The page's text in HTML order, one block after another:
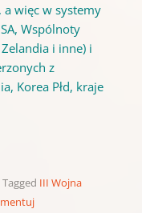
więc w systemy
Wspólnoty
i inne) i
z
Korea Płd, kraje
Tagged III Wojna